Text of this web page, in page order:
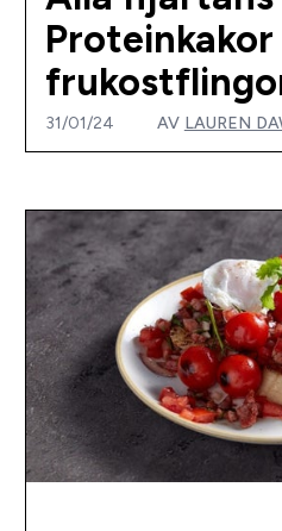
Proteinkakor
31/01/24 AV LAUREN